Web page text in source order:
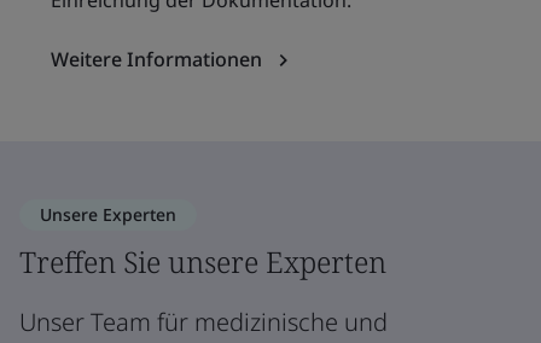
Weitere Informationen
Unsere Experten
Treffen Sie unsere Experten
Unser Team für medizinische und